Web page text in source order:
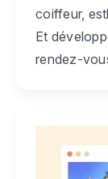
coiffeur,
Et
rendez-